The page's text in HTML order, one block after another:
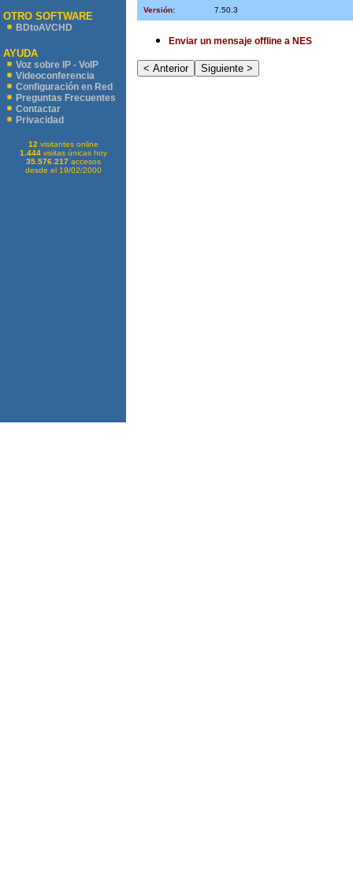
OTRO SOFTWARE
BDtoAVCHD
AYUDA
Voz sobre IP - VoIP
Videoconferencia
Configuración en Red
Preguntas Frecuentes
Contactar
Privacidad
12 visitantes online
1.444visitas únicas hoy
35.576.217accesos
desde el 19/02/2000
Versión:
7.50.3
Enviar un mensaje offline a NES